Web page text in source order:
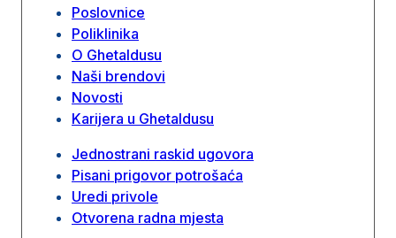
Poslovnice
Poliklinika
O Ghetaldusu
Naši brendovi
Novosti
Karijera u Ghetaldusu
Jednostrani raskid ugovora
Pisani prigovor potrošaća
Uredi privole
Otvorena radna mjesta